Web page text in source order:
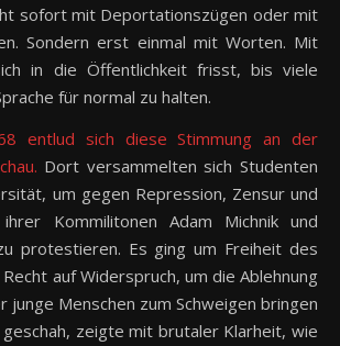
sofort mit Deportationszügen oder mit
Sondern erst einmal mit Worten. Mit
in die Öffentlichkeit frisst, bis viele
für normal zu halten.
entlud sich diese Stimmung an der
Dort versammelten sich Studenten
um gegen Repression, Zensur und
Kommilitonen Adam Michnik und
protestieren. Es ging um Freiheit des
auf Widerspruch, um die Ablehnung
junge Menschen zum Schweigen bringen
zeigte mit brutaler Klarheit, wie